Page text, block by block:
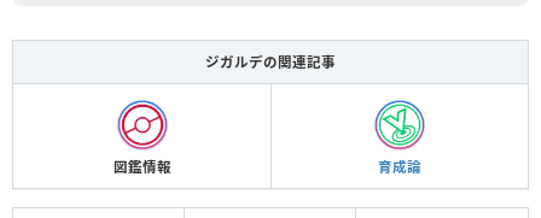
ジガルデの関連記事
図鑑情報 育成論